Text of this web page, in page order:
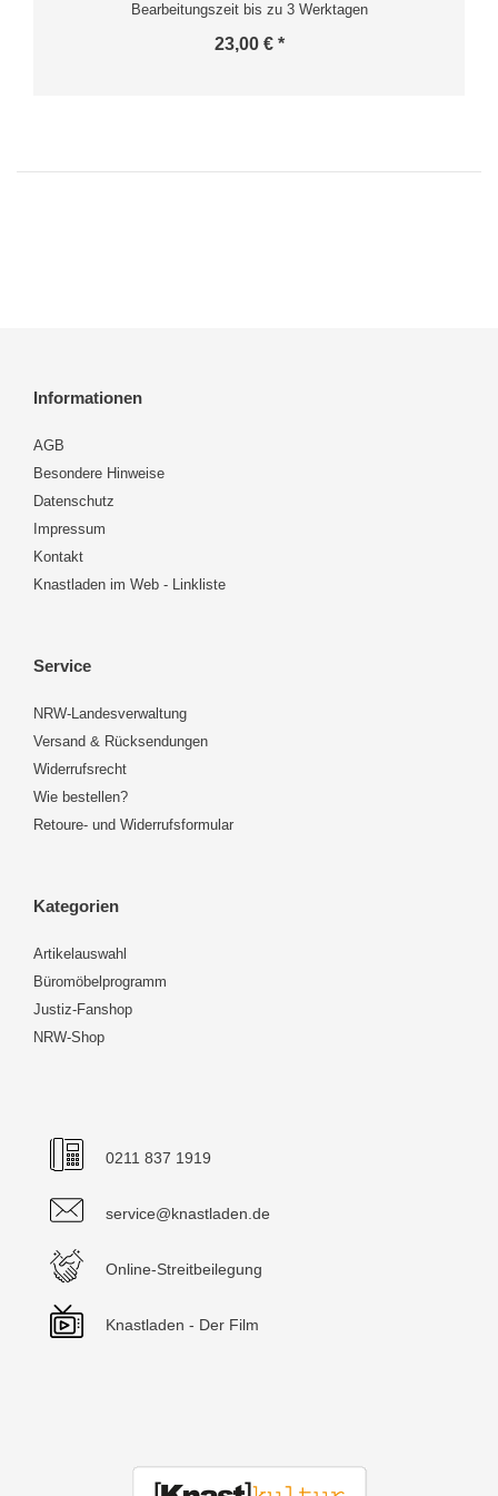
Bearbeitungszeit bis zu 3 Werktagen
23,00 € *
Informationen
AGB
Besondere Hinweise
Datenschutz
Impressum
Kontakt
Knastladen im Web - Linkliste
Service
NRW-Landesverwaltung
Versand & Rücksendungen
Widerrufsrecht
Wie bestellen?
Retoure- und Widerrufsformular
Kategorien
Artikelauswahl
Büromöbelprogramm
Justiz-Fanshop
NRW-Shop
0211 837 1919
service@knastladen.de
Online-Streitbeilegung
Knastladen - Der Film